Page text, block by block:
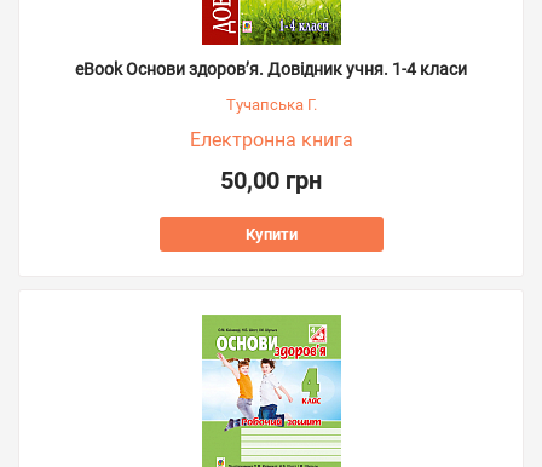
eBook Основи здоров’я. Довідник учня. 1-4 класи
Тучапська Г.
Електронна книга
50,00 грн
Купити